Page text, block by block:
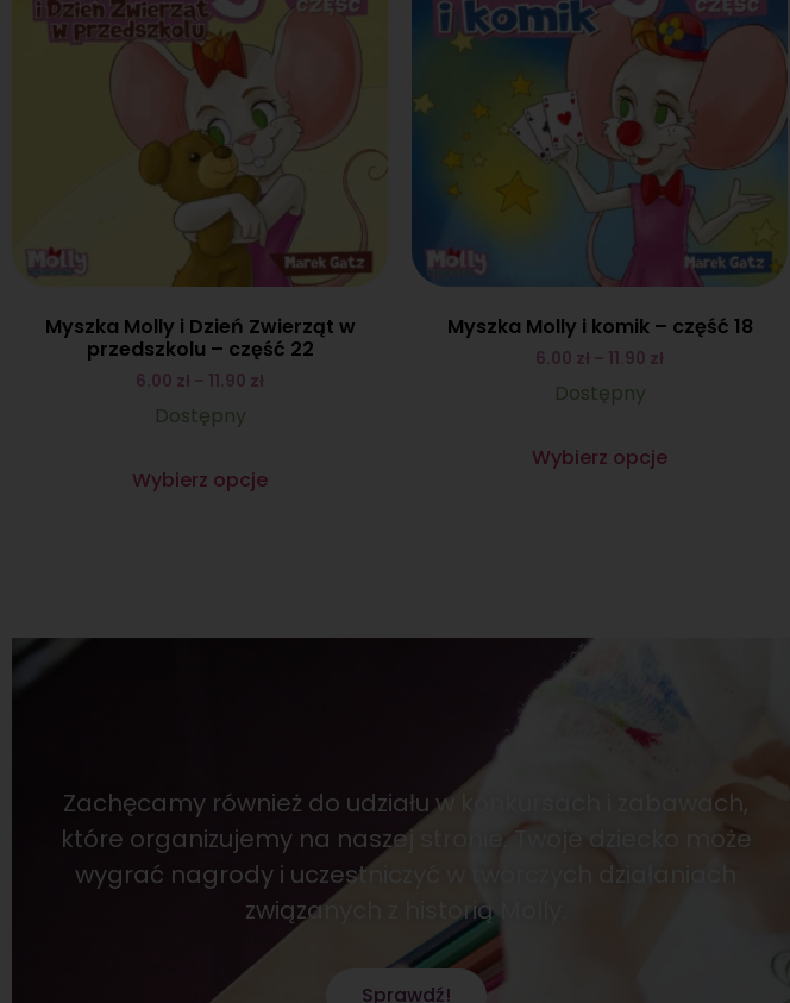
Myszka Molly i Dzień Zwierząt w
przedszkolu – część 22
6.00 zł – 11.90 zł
Dostępny
Wybierz opcje
Myszka Molly i komik – część 18
6.00 zł – 11.90 zł
Dostępny
Wybierz opcje
Zachęcamy również do udziału w konkursach i zabawach,
które organizujemy na naszej stronie. Twoje dziecko może
wygrać nagrody i uczestniczyć w twórczych działaniach
związanych z historią Molly.
Sprawdź!